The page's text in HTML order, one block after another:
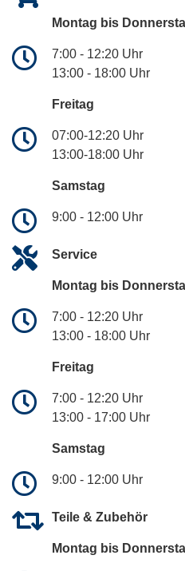
Montag bis
7:00 - 12:20 Uhr
13:00 - 18:00 Uhr
Freitag
07:00-12:20 Uhr
13:00-18:00 Uhr
Samstag
9:00 - 12:00 Uhr
Service
Montag bis
7:00 - 12:20 Uhr
13:00 - 18:00 Uhr
Freitag
7:00 - 12:20 Uhr
13:00 - 17:00 Uhr
Samstag
9:00 - 12:00 Uhr
Teile & Zubehör
Montag bis